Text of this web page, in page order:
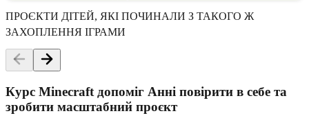
ПРОЄКТИ ДІТЕЙ, ЯКІ ПОЧИНАЛИ З ТАКОГО Ж
ЗАХОПЛЕННЯ ІГРАМИ
Курс Minecraft допоміг Анні повірити в себе та
зробити масштабний проєкт